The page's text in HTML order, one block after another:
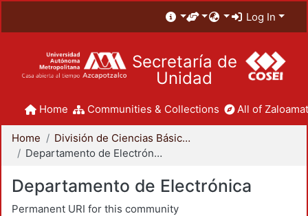
Log In
Secretaría de
Unidad
Home Communities & Collections All of
Home
División de Ciencias Básicas e Ingeniería
Departamento de Electrónica
Departamento de Electrónica
Permanent URI for this community